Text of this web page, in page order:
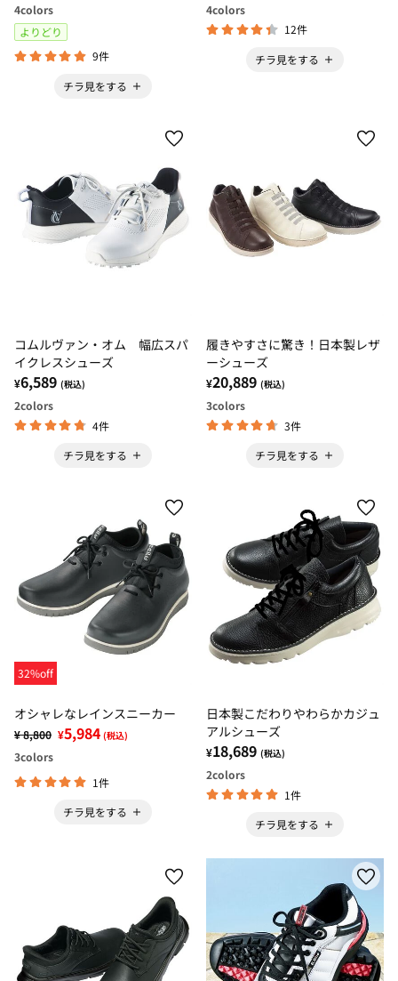
4colors
よりどり
9件
チラ見をする
4colors
12件
チラ見をする
コムルヴァン・オム 幅広スパ
イクレスシューズ
¥6,589 (税込)
2colors
4件
チラ見をする
履きやすさに驚き！日本製レザ
ーシューズ
¥20,889 (税込)
3colors
3件
チラ見をする
32%off
オシャレなレインスニーカー
¥ 8,800 ¥5,984 (税込)
3colors
1件
チラ見をする
日本製こだわりやわらかカジュ
アルシューズ
¥18,689 (税込)
2colors
1件
チラ見をする